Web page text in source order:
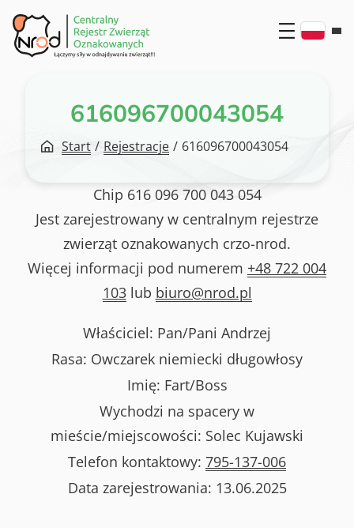
Przejdź
do
treści
616096700043054
Start / Rejestracje / 616096700043054
Chip 616 096 700 043 054
Jest zarejestrowany w centralnym rejestrze
zwierząt oznakowanych crzo-nrod.
Więcej informacji pod numerem +48 722 004
103lub biuro@nrod.pl
Właściciel: Pan/Pani Andrzej
Rasa: Owczarek niemiecki długowłosy
Imię: Fart/Boss
Wychodzi na spacery w
mieście/miejscowości: Solec Kujawski
Telefon kontaktowy: 795-137-006
Data zarejestrowania: 13.06.2025